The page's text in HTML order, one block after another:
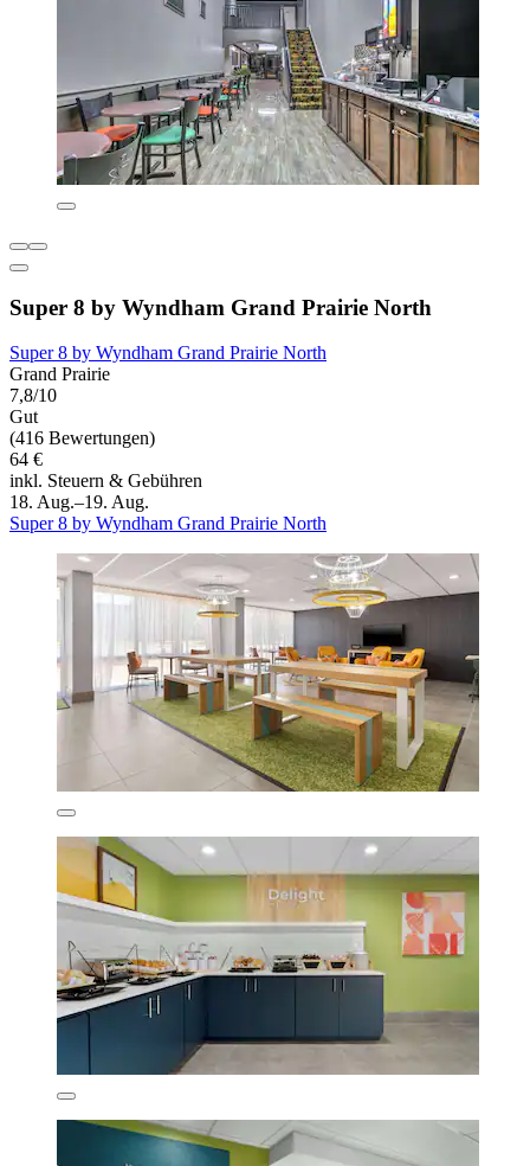
Super 8 by Wyndham Grand Prairie North
Super 8 by Wyndham Grand Prairie North
Grand Prairie
7,8/10
Gut
(416 Bewertungen)
64 €
inkl. Steuern & Gebühren
18. Aug.–19. Aug.
Super 8 by Wyndham Grand Prairie North